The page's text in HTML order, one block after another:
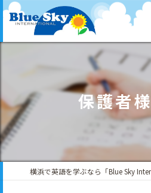
保護者